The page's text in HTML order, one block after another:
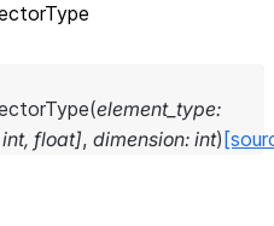
(element_type:
int, float], dimension: int)